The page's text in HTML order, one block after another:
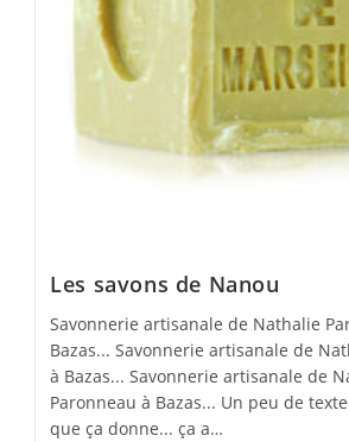
Les savons de Nanou
Savonnerie artisanale de Nathalie
Bazas... Savonnerie artisanale de
à Bazas... Savonnerie artisanale de
Paronneau à Bazas... Un peu de
que ça donne... ça a…